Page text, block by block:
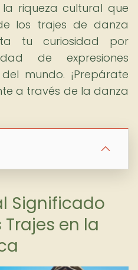
la riqueza cultural que
los trajes de danza
tu curiosidad por
de expresiones
mundo. ¡Prepárate
a través de la danza
Significado
en la